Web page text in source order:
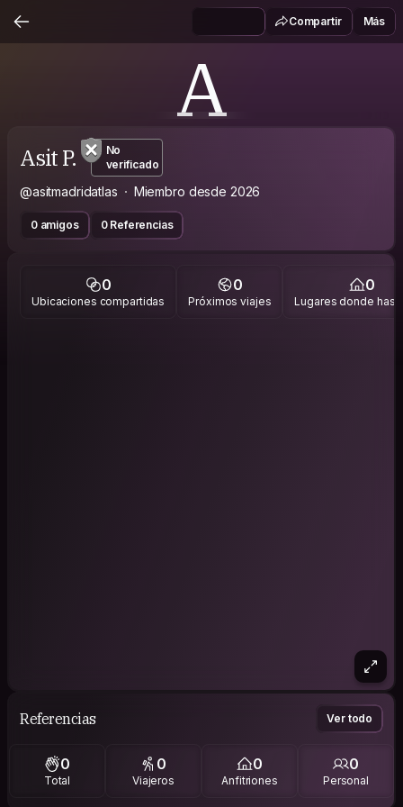
Compartir Más
A
Asit P.
No
verificado
@asitmadridatlas Miembro desde 2026
0 amigos 0 Referencias
0
Ubicaciones compartidas
0
Próximos viajes
0
Lugares donde has
Referencias Ver todo
0
Total
0
Viajeros
0
Anfitriones
0
Personal